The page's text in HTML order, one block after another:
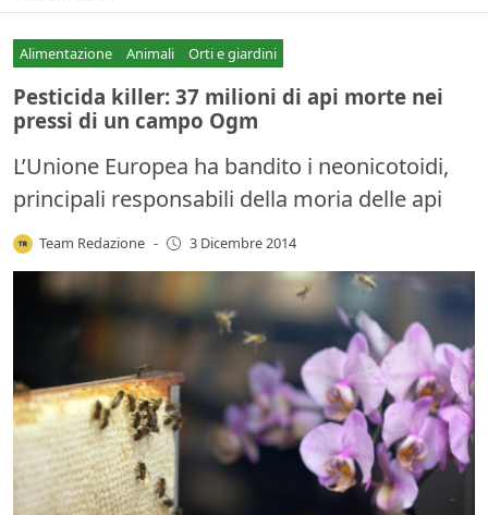
Alimentazione Animali Orti e giardini
Pesticida killer: 37 milioni di api morte nei
pressi di un campo Ogm
L’Unione Europea ha bandito i neonicotoidi,
principali responsabili della moria delle api
Team Redazione - 3 Dicembre 2014